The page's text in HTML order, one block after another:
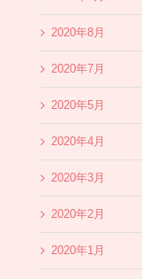
2020年8月
2020年7月
2020年5月
2020年4月
2020年3月
2020年2月
2020年1月